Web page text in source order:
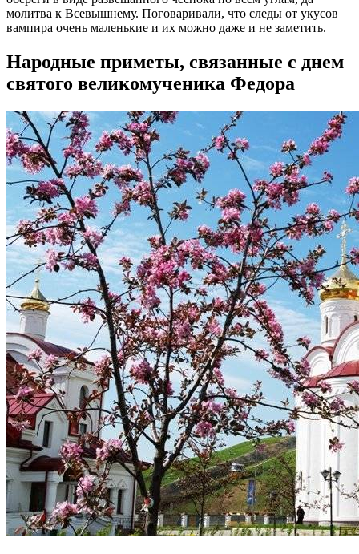
молитва к Всевышнему. Поговаривали, что следы от укусов
вампира очень маленькие и их можно даже и не заметить.
Народные приметы, связанные с днем
святого великомученика Федора